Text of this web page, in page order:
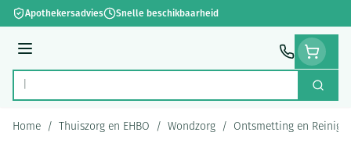
Ga naar de inhoud
Apothekersadvies Snelle beschikbaarheid
Menu
Product, merk, categorie... Zoek
Home / Thuiszorg en EHBO / Wondzorg / Ontsmetting en